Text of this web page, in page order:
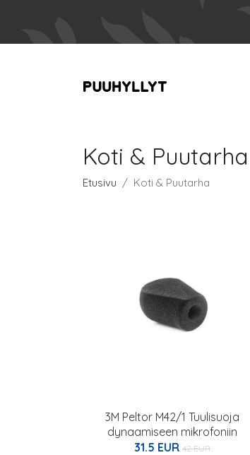
Koti & Puutarha
Etusivu Koti & Puutarha
3M Peltor M42/1 Tuulisuoja
dynaamiseen mikrofoniin
31.5 EUR42 EUR